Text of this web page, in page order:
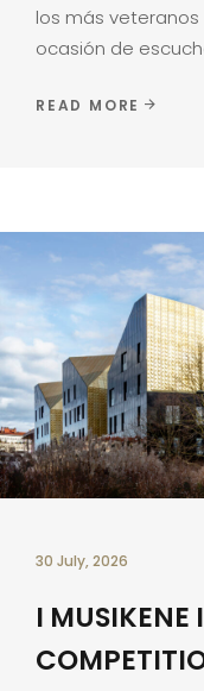
los más
ocasión de
READ MORE
30 July, 2026
I MUSIKENE